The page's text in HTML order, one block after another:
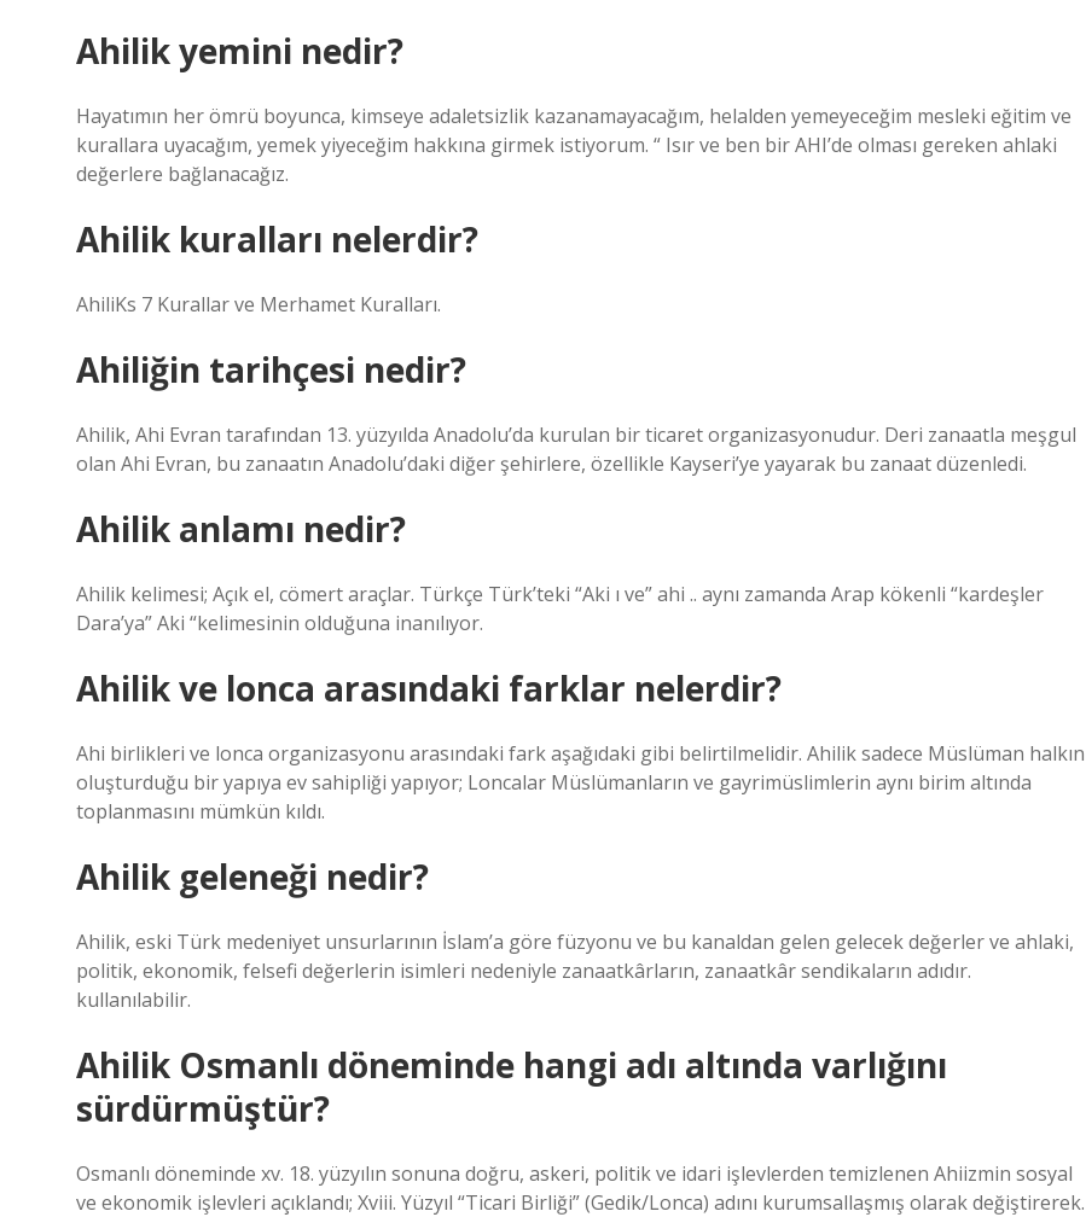
Ahilik yemini nedir?
Hayatımın her ömrü boyunca, kimseye adaletsizlik kazanamayacağım, helalden yemeyeceğim mesleki eğitim ve
kurallara uyacağım, yemek yiyeceğim hakkına girmek istiyorum. “ Isır ve ben bir AHI’de olması gereken ahlaki
değerlere bağlanacağız.
Ahilik kuralları nelerdir?
AhiliKs 7 Kurallar ve Merhamet Kuralları.
Ahiliğin tarihçesi nedir?
Ahilik, Ahi Evran tarafından 13. yüzyılda Anadolu’da kurulan bir ticaret organizasyonudur. Deri zanaatla meşgul
olan Ahi Evran, bu zanaatın Anadolu’daki diğer şehirlere, özellikle Kayseri’ye yayarak bu zanaat düzenledi.
Ahilik anlamı nedir?
Ahilik kelimesi; Açık el, cömert araçlar. Türkçe Türk’teki “Aki ı ve” ahi .. aynı zamanda Arap kökenli “kardeşler
Dara’ya” Aki “kelimesinin olduğuna inanılıyor.
Ahilik ve lonca arasındaki farklar nelerdir?
Ahi birlikleri ve lonca organizasyonu arasındaki fark aşağıdaki gibi belirtilmelidir. Ahilik sadece Müslüman halkın
oluşturduğu bir yapıya ev sahipliği yapıyor; Loncalar Müslümanların ve gayrimüslimlerin aynı birim altında
toplanmasını mümkün kıldı.
Ahilik geleneği nedir?
Ahilik, eski Türk medeniyet unsurlarının İslam’a göre füzyonu ve bu kanaldan gelen gelecek değerler ve ahlaki,
politik, ekonomik, felsefi değerlerin isimleri nedeniyle zanaatkârların, zanaatkâr sendikaların adıdır.
kullanılabilir.
Ahilik Osmanlı döneminde hangi adı altında varlığını
sürdürmüştür?
Osmanlı döneminde xv. 18. yüzyılın sonuna doğru, askeri, politik ve idari işlevlerden temizlenen Ahiizmin sosyal
ve ekonomik işlevleri açıklandı; Xviii. Yüzyıl “Ticari Birliği” (Gedik/Lonca) adını kurumsallaşmış olarak değiştirerek.